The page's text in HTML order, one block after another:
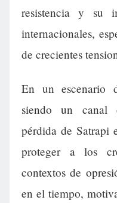
resistencia y su
internacionales,
de crecientes
En un escenario
siendo un canal
pérdida de Satrapi
proteger a los
contextos de
en el tiempo,